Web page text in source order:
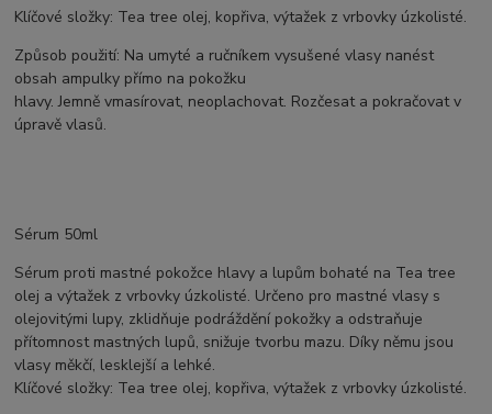
Klíčové složky: Tea tree olej, kopřiva, výtažek z vrbovky úzkolisté.
Způsob použití: Na umyté a ručníkem vysušené vlasy nanést
obsah ampulky přímo na pokožku
hlavy. Jemně vmasírovat, neoplachovat. Rozčesat a pokračovat v
úpravě vlasů.
Sérum 50ml
Sérum proti mastné pokožce hlavy a lupům bohaté na Tea tree
olej a výtažek z vrbovky úzkolisté. Určeno pro mastné vlasy s
olejovitými lupy, zklidňuje podráždění pokožky a odstraňuje
přítomnost mastných lupů, snižuje tvorbu mazu. Díky němu jsou
vlasy měkčí, lesklejší a lehké.
Klíčové složky: Tea tree olej, kopřiva, výtažek z vrbovky úzkolisté.